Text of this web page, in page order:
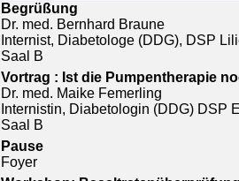
Begrüßung
Dr. med. Bernhard Braune
Internist, Diabetologe (DDG), DSP
Saal B
Vortrag : Ist die Pumpentherapie
Dr. med. Maike Femerling
Internistin, Diabetologin (DDG) DSP
Saal B
Pause
Foyer